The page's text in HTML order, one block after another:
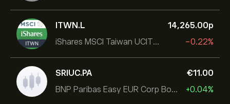
ITWN.L
iShares MSCI Taiwan UCITS ETF
14,265.00‎p‎
-0.22%
SRIUC.PA
BNP Paribas Easy EUR Corp Bond SRI Fossil Free Ult
‎€‎11.00
+0.04%